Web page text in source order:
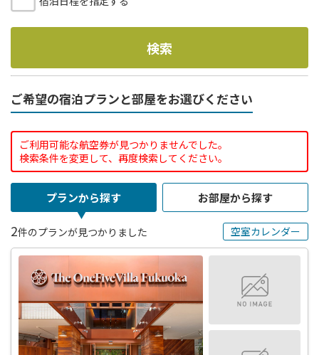
検索
ご希望の宿泊プランと部屋をお選びください
ご利用可能な航空券が見つかりませんでした。
検索条件を変更して、再度検索してください。
プランから探す お部屋から探す
2件のプランが見つかりました 空室カレンダー